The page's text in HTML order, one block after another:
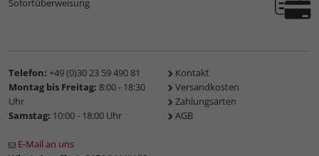
Sofortüberweisung
Telefon: +49 (0)30 23 59 490 81
Montag bis Freitag: 8:00 - 18:30
Uhr
Samstag: 10:00 - 18:00 Uhr
E-Mail an uns
Kontakt
Versandkosten
Zahlungsarten
AGB